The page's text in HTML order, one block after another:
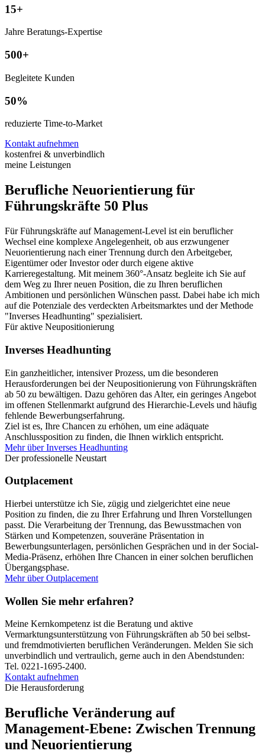
15+
Jahre Beratungs-Expertise
500+
Begleitete Kunden
50%
reduzierte Time-to-Market
Kontakt aufnehmen
kostenfrei & unverbindlich
meine Leistungen
Berufliche Neuorientierung für
Führungskräfte 50 Plus
Für Führungskräfte auf Management-Level ist ein beruflicher
Wechsel eine komplexe Angelegenheit, ob aus erzwungener
Neuorientierung nach einer Trennung durch den Arbeitgeber,
Eigentümer oder Investor oder durch eigene aktive
Karrieregestaltung. Mit meinem 360°-Ansatz begleite ich Sie auf
dem Weg zu Ihrer neuen Position, die zu Ihren beruflichen
Ambitionen und persönlichen Wünschen passt. Dabei habe ich mich
auf die Potenziale des verdeckten Arbeitsmarktes und der Methode
"Inverses Headhunting" spezialisiert.
Für aktive Neupositionierung
Inverses Headhunting
Ein ganzheitlicher, intensiver Prozess, um die besonderen
Herausforderungen bei der Neupositionierung von Führungskräften
ab 50 zu bewältigen. Dazu gehören das Alter, ein geringes Angebot
im offenen Stellenmarkt aufgrund des Hierarchie-Levels und häufig
fehlende Bewerbungserfahrung.
Ziel ist es, Ihre Chancen zu erhöhen, um eine adäquate
Anschlussposition zu finden, die Ihnen wirklich entspricht.
Mehr über Inverses Headhunting
Der professionelle Neustart
Outplacement
Hierbei unterstütze ich Sie, zügig und zielgerichtet eine neue
Position zu finden, die zu Ihrer Erfahrung und Ihren Vorstellungen
passt. Die Verarbeitung der Trennung, das Bewusstmachen von
Stärken und Kompetenzen, souveräne Präsentation in
Bewerbungsunterlagen, persönlichen Gesprächen und in der Social-
Media-Präsenz, erhöhen Ihre Chancen in einer solchen beruflichen
Übergangsphase.
Mehr über Outplacement
Wollen Sie mehr erfahren?
Meine Kernkompetenz ist die Beratung und aktive
Vermarktungsunterstützung von Führungskräften ab 50 bei selbst-
und fremdmotivierten beruflichen Veränderungen. Melden Sie sich
unverbindlich und vertraulich, gerne auch in den Abendstunden:
Tel. 0221-1695-2400.
Kontakt aufnehmen
Die Herausforderung
Berufliche Veränderung auf
Management-Ebene: Zwischen Trennung
und Neuorientierung